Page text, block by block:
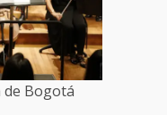
de Bogotá